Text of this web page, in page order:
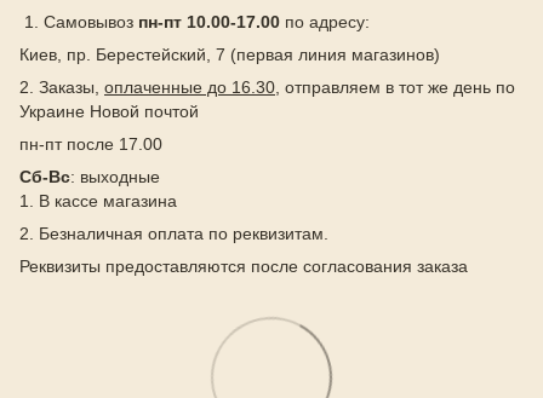
1. Самовывоз пн-пт 10.00-17.00 по адресу:
Киев, пр. Берестейский, 7 (первая линия магазинов)
2. Заказы, оплаченные до 16.30, отправляем в тот же день по
Украине Новой почтой
пн-пт после 17.00
Сб-Вс: выходные
1. В кассе магазина
2. Безналичная оплата по реквизитам.
Реквизиты предоставляются после согласования заказа